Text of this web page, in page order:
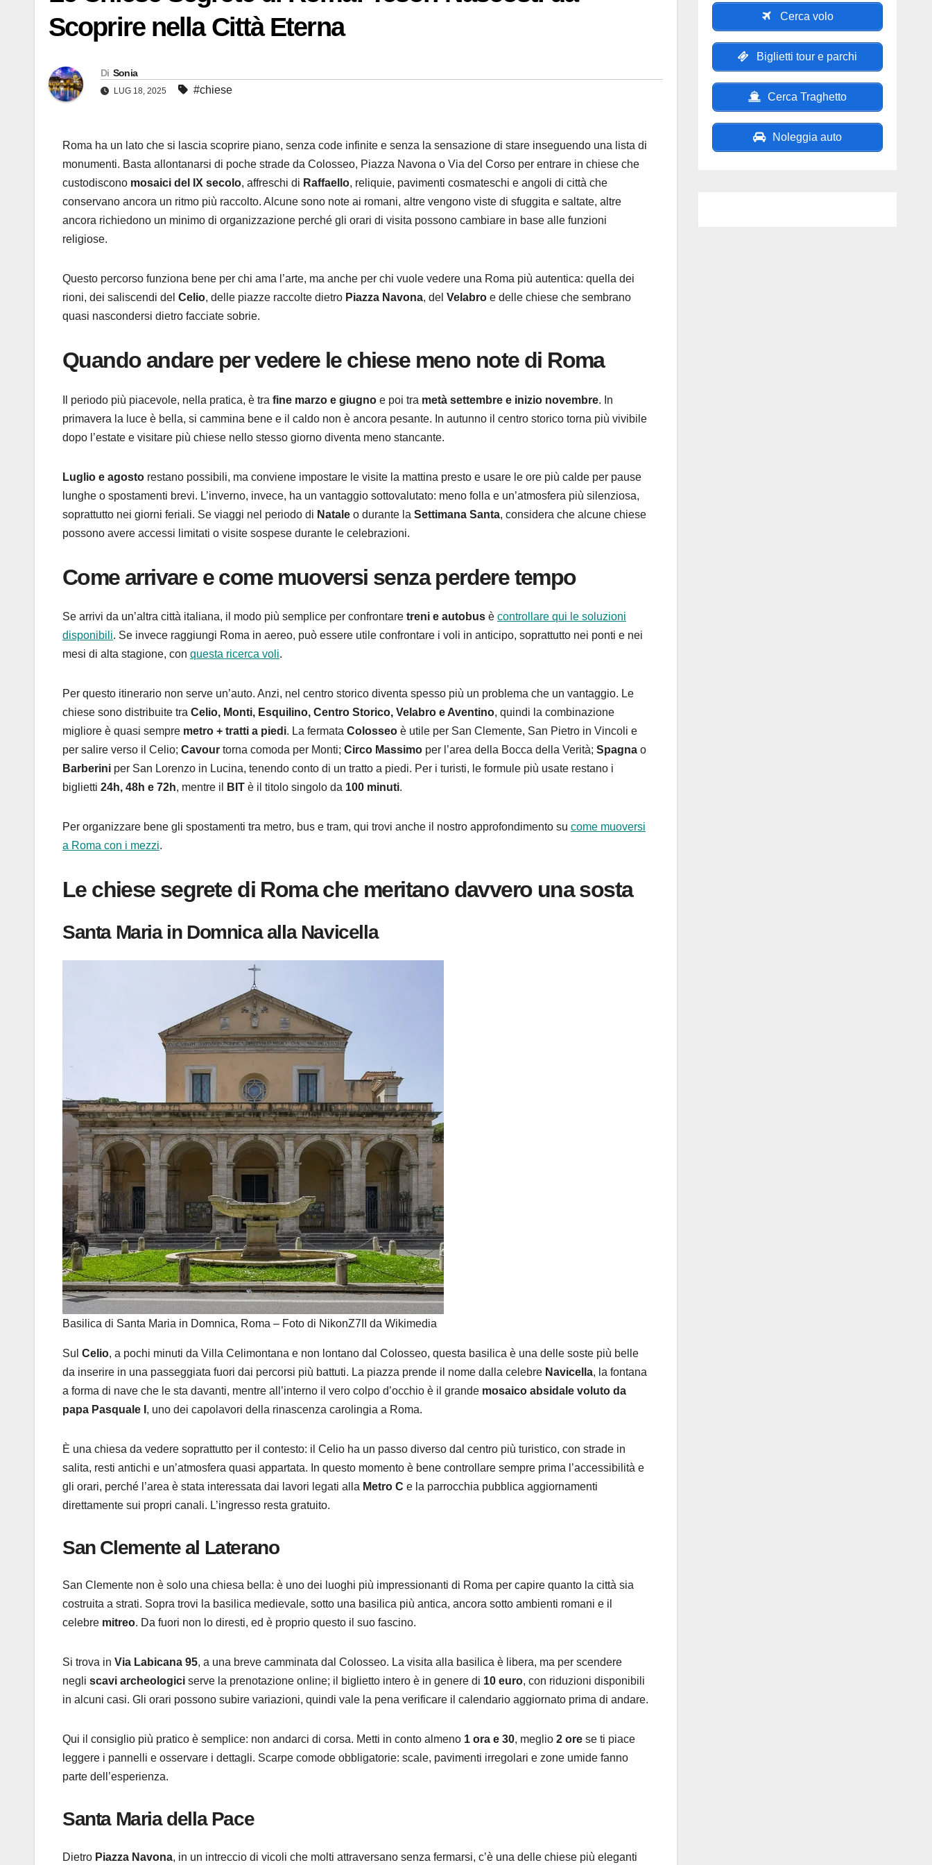
Scoprire nella Città Eterna
Di Sonia
LUG 18, 2025 #chiese
Roma ha un lato che si lascia scoprire piano, senza code infinite e senza la sensazione di stare inseguendo una lista di
monumenti. Basta allontanarsi di poche strade da Colosseo, Piazza Navona o Via del Corso per entrare in chiese che
custodiscono mosaici del IX secolo, affreschi di Raffaello, reliquie, pavimenti cosmateschi e angoli di città che
conservano ancora un ritmo più raccolto. Alcune sono note ai romani, altre vengono viste di sfuggita e saltate, altre
ancora richiedono un minimo di organizzazione perché gli orari di visita possono cambiare in base alle funzioni
religiose.
Questo percorso funziona bene per chi ama l’arte, ma anche per chi vuole vedere una Roma più autentica: quella dei
rioni, dei saliscendi del Celio, delle piazze raccolte dietro Piazza Navona, del Velabro e delle chiese che sembrano
quasi nascondersi dietro facciate sobrie.
Quando andare per vedere le chiese meno note di Roma
Il periodo più piacevole, nella pratica, è tra fine marzo e giugno e poi tra metà settembre e inizio novembre. In
primavera la luce è bella, si cammina bene e il caldo non è ancora pesante. In autunno il centro storico torna più vivibile
dopo l’estate e visitare più chiese nello stesso giorno diventa meno stancante.
Luglio e agosto restano possibili, ma conviene impostare le visite la mattina presto e usare le ore più calde per pause
lunghe o spostamenti brevi. L’inverno, invece, ha un vantaggio sottovalutato: meno folla e un’atmosfera più silenziosa,
soprattutto nei giorni feriali. Se viaggi nel periodo di Natale o durante la Settimana Santa, considera che alcune chiese
possono avere accessi limitati o visite sospese durante le celebrazioni.
Come arrivare e come muoversi senza perdere tempo
Se arrivi da un’altra città italiana, il modo più semplice per confrontare treni e autobus è controllare qui le soluzioni
disponibili. Se invece raggiungi Roma in aereo, può essere utile confrontare i voli in anticipo, soprattutto nei ponti e nei
mesi di alta stagione, con questa ricerca voli.
Per questo itinerario non serve un’auto. Anzi, nel centro storico diventa spesso più un problema che un vantaggio. Le
chiese sono distribuite tra Celio, Monti, Esquilino, Centro Storico, Velabro e Aventino, quindi la combinazione
migliore è quasi sempre metro + tratti a piedi. La fermata Colosseo è utile per San Clemente, San Pietro in Vincoli e
per salire verso il Celio; Cavour torna comoda per Monti; Circo Massimo per l’area della Bocca della Verità; Spagna o
Barberini per San Lorenzo in Lucina, tenendo conto di un tratto a piedi. Per i turisti, le formule più usate restano i
biglietti 24h, 48h e 72h, mentre il BIT è il titolo singolo da 100 minuti.
Per organizzare bene gli spostamenti tra metro, bus e tram, qui trovi anche il nostro approfondimento su come muoversi
a Roma con i mezzi.
Le chiese segrete di Roma che meritano davvero una sosta
Santa Maria in Domnica alla Navicella
Basilica di Santa Maria in Domnica, Roma – Foto di NikonZ7II da Wikimedia
Sul Celio, a pochi minuti da Villa Celimontana e non lontano dal Colosseo, questa basilica è una delle soste più belle
da inserire in una passeggiata fuori dai percorsi più battuti. La piazza prende il nome dalla celebre Navicella, la fontana
a forma di nave che le sta davanti, mentre all’interno il vero colpo d’occhio è il grande mosaico absidale voluto da
papa Pasquale I , uno dei capolavori della rinascenza carolingia a Roma.
È una chiesa da vedere soprattutto per il contesto: il Celio ha un passo diverso dal centro più turistico, con strade in
salita, resti antichi e un’atmosfera quasi appartata. In questo momento è bene controllare sempre prima l’accessibilità e
gli orari, perché l’area è stata interessata dai lavori legati alla Metro C e la parrocchia pubblica aggiornamenti
direttamente sui propri canali. L’ingresso resta gratuito.
San Clemente al Laterano
San Clemente non è solo una chiesa bella: è uno dei luoghi più impressionanti di Roma per capire quanto la città sia
costruita a strati. Sopra trovi la basilica medievale, sotto una basilica più antica, ancora sotto ambienti romani e il
celebre mitreo. Da fuori non lo diresti, ed è proprio questo il suo fascino.
Si trova in Via Labicana 95, a una breve camminata dal Colosseo. La visita alla basilica è libera, ma per scendere
negli scavi archeologici serve la prenotazione online; il biglietto intero è in genere di 10 euro, con riduzioni disponibili
in alcuni casi. Gli orari possono subire variazioni, quindi vale la pena verificare il calendario aggiornato prima di andare.
Qui il consiglio più pratico è semplice: non andarci di corsa. Metti in conto almeno 1 ora e 30, meglio 2 ore se ti piace
leggere i pannelli e osservare i dettagli. Scarpe comode obbligatorie: scale, pavimenti irregolari e zone umide fanno
parte dell’esperienza.
Santa Maria della Pace
Dietro Piazza Navona, in un intreccio di vicoli che molti attraversano senza fermarsi, c’è una delle chiese più eleganti
Cerca volo
Biglietti tour e parchi
Cerca Traghetto
Noleggia auto